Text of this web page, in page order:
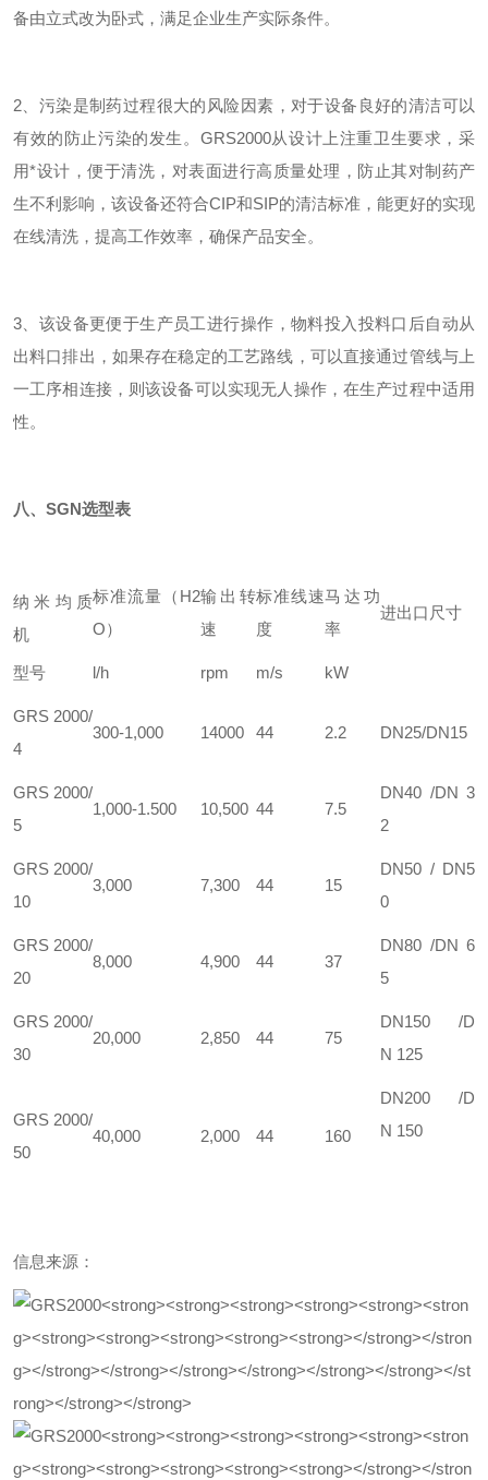
备由立式改为卧式，满足企业生产实际条件。
2、污染是制药过程很大的风险因素，对于设备良好的清洁可以
有效的防止污染的发生。GRS2000从设计上注重卫生要求，采
用*设计，便于清洗，对表面进行高质量处理，防止其对制药产
生不利影响，该设备还符合CIP和SIP的清洁标准，能更好的实现
在线清洗，提高工作效率，确保产品安全。
3、该设备更便于生产员工进行操作，物料投入投料口后自动从
出料口排出，如果存在稳定的工艺路线，可以直接通过管线与上
一工序相连接，则该设备可以实现无人操作，在生产过程中适用
性。
八、SGN选型表
纳米均质
机
标准流量（H2
O）
输出转
速
标准线速
度
马达功
率
进出口尺寸
型号 l/h rpm m/s kW
GRS 2000/
4
300-1,000 14000 44 2.2 DN25/DN15
GRS 2000/
5
1,000-1.500 10,500 44 7.5
DN40 /DN 3
2
GRS 2000/
10
3,000 7,300 44 15
DN50 / DN5
0
GRS 2000/
20
8,000 4,900 44 37
DN80 /DN 6
5
GRS 2000/
30
20,000 2,850 44 75
DN150 /D
N 125
GRS 2000/
50
40,000 2,000 44 160
DN200 /D
N 150
信息来源：